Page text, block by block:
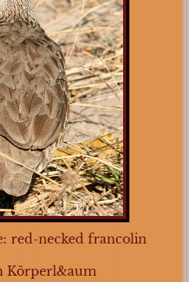
red-necked francolin
Körperl&aum